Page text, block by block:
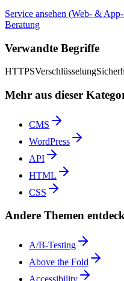
Service ansehen (Web- &
Beratung
Verwandte Begriffe
HTTPSVerschlüsselung
Mehr aus dieser
CMS
WordPress
API
HTML
CSS
Andere Themen
A/B-Testing
Above the Fold